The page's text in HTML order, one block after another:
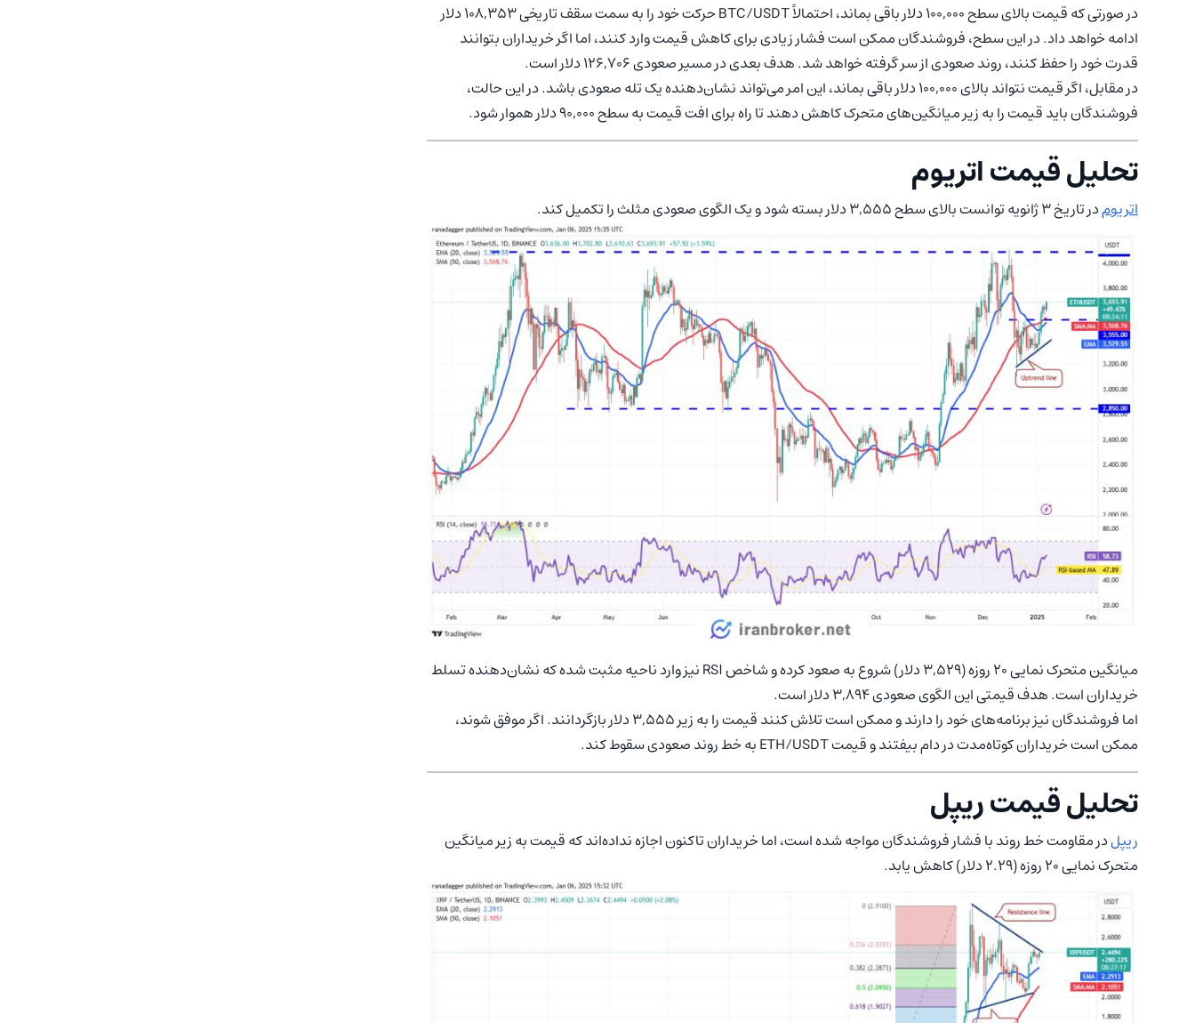
در صورتی که قیمت بالای سطح 100,000 دلار باقی بماند، احتمالاً BTC/USDT حرکت خود را به سمت سقف تاریخی 108,353 دلار
ادامه خواهد داد. در این سطح، فروشندگان ممکن است فشار زیادی برای کاهش قیمت وارد کنند، اما اگر خریداران بتوانند
قدرت خود را حفظ کنند، روند صعودی از سر گرفته خواهد شد. هدف بعدی در مسیر صعودی 126,706 دلار است.
در مقابل، اگر قیمت نتواند بالای 100,000 دلار باقی بماند، این امر می‌تواند نشان‌دهنده یک تله صعودی باشد. در این حالت،
فروشندگان باید قیمت را به زیر میانگین‌های متحرک کاهش دهند تا راه برای افت قیمت به سطح 90,000 دلار هموار شود.
تحلیل قیمت اتریوم
اتریومدر تاریخ 3 ژانویه توانست بالای سطح 3,555 دلار بسته شود و یک الگوی صعودی مثلث را تکمیل کند.
میانگین متحرک نمایی 20 روزه (3,529 دلار) شروع به صعود کرده و شاخص RSI نیز وارد ناحیه مثبت شده که نشان‌دهنده تسلط
خریداران است. هدف قیمتی این الگوی صعودی 3,894 دلار است.
اما فروشندگان نیز برنامه‌های خود را دارند و ممکن است تلاش کنند قیمت را به زیر 3,555 دلار بازگردانند. اگر موفق شوند،
ممکن است خریداران کوتاه‌مدت در دام بیفتند و قیمت ETH/USDT به خط روند صعودی سقوط کند.
تحلیل قیمت ریپل
ریپلدر مقاومت خط روند با فشار فروشندگان مواجه شده است، اما خریداران تاکنون اجازه نداده‌اند که قیمت به زیر میانگین
متحرک نمایی 20 روزه (2.29 دلار) کاهش یابد.